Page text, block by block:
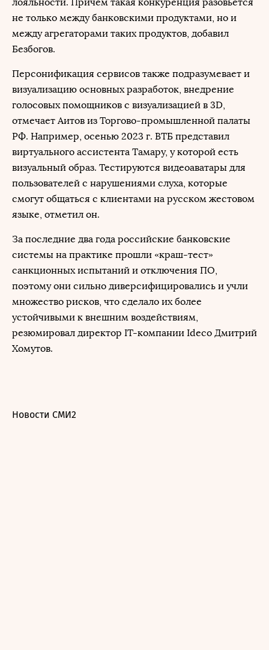
не только между банковскими продуктами, но и
между агрегаторами таких продуктов, добавил
Безбогов.
Персонификация сервисов также подразумевает и
визуализацию основных разработок, внедрение
голосовых помощников с визуализацией в 3D,
отмечает Аитов из Торгово-промышленной палаты
РФ. Например, осенью 2023 г. ВТБ представил
виртуального ассистента Тамару, у которой есть
визуальный образ. Тестируются видеоаватары для
пользователей с нарушениями слуха, которые
смогут общаться с клиентами на русском жестовом
языке, отметил он.
За последние два года российские банковские
системы на практике прошли «краш-тест»
санкционных испытаний и отключения ПО,
поэтому они сильно диверсифицировались и учли
множество рисков, что сделало их более
устойчивыми к внешним воздействиям,
резюмировал директор IT-компании Ideco Дмитрий
Хомутов.
Новости СМИ2